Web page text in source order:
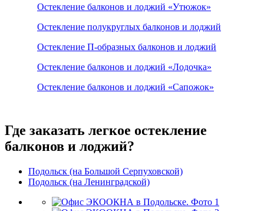
Остекление балконов и лоджий «Утюжок»
Остекление полукруглых балконов и лоджий
Остекление П-образных балконов и лоджий
Остекление балконов и лоджий «Лодочка»
Остекление балконов и лоджий «Сапожок»
Где заказать легкое остекление
балконов и лоджий?
Подольск (на Большой Серпуховской)
Подольск (на Ленинградской)